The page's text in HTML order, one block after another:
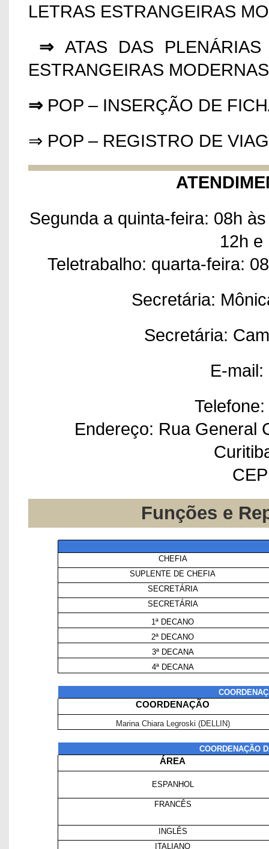
LETRAS ESTRANGEIRAS
⇒ ATAS DAS
ESTRANGEIRAS MODERNAS
⇒ POP – INSERÇÃO DE
⇒ POP – REGISTRO DE
Segunda a quinta-feira: 08h
12h e
Teletrabalho: quarta-feira:
Secretária:
Secretária:
E-
Endereço: Rua General
Funções e